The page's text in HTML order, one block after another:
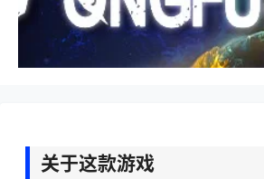
关于这款游戏